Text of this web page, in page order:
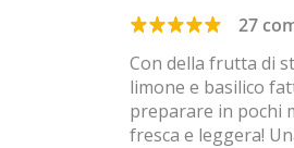
27
Con della frutta di
limone e basilico
preparare in pochi
fresca e leggera!